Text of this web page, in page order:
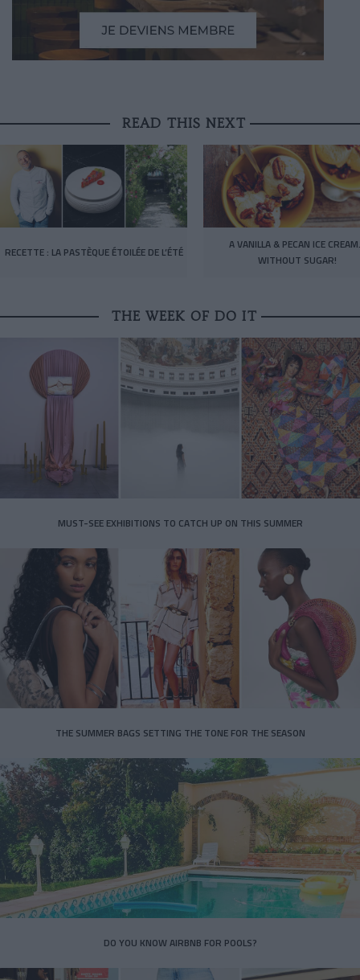
READ THIS NEXT
RECETTE : LA PASTÈQUE ÉTOILÉE DE L’ÉTÉ
A VANILLA & PECAN ICE
WITHOUT SUGAR!
THE WEEK OF DO IT
MUST-SEE EXHIBITIONS TO CATCH UP ON THIS SUMMER
THE SUMMER BAGS SETTING THE TONE FOR THE SEASON
DO YOU KNOW AIRBNB FOR POOLS?